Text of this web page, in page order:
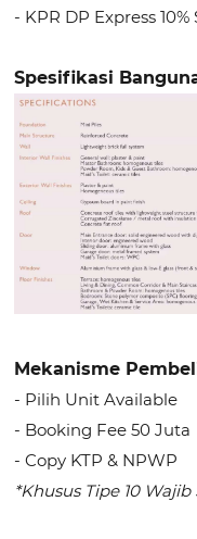
- KPR DP Express 10%
Spesifikasi
Mekanisme
- Pilih Unit Available
- Booking Fee 50 Juta
- Copy KTP & NPWP
*Khusus Tipe 10